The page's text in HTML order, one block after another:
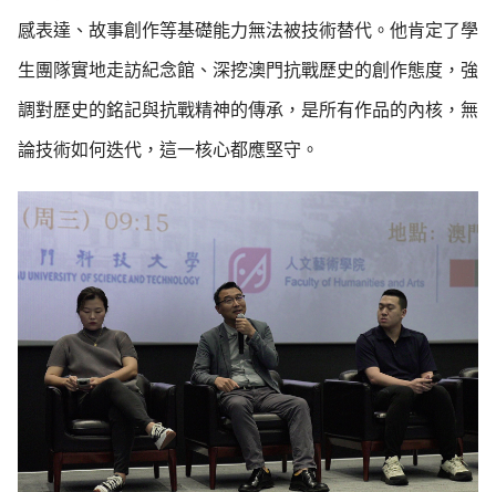
感表達、故事創作等基礎能力無法被技術替代。他肯定了學
生團隊實地走訪紀念館、深挖澳門抗戰歷史的創作態度，強
調對歷史的銘記與抗戰精神的傳承，是所有作品的內核，無
論技術如何迭代，這一核心都應堅守。